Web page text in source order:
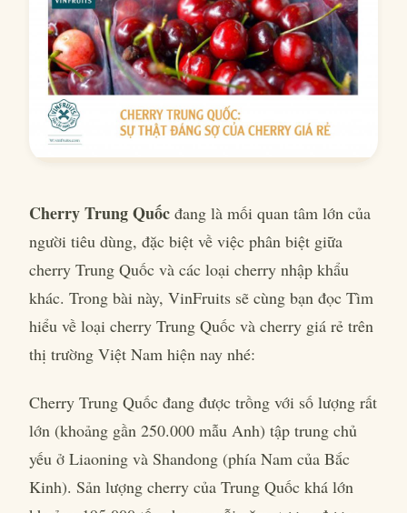
Cherry Trung Quốc đang là mối quan tâm lớn của
người tiêu dùng, đặc biệt về việc phân biệt giữa
cherry Trung Quốc và các loại cherry nhập khẩu
khác. Trong bài này, VinFruits sẽ cùng bạn đọc Tìm
hiểu về loại cherry Trung Quốc và cherry giá rẻ trên
thị trường Việt Nam hiện nay nhé:
Cherry Trung Quốc đang được trồng với số lượng rất
lớn (khoảng gần 250.000 mẫu Anh) tập trung chủ
yếu ở Liaoning và Shandong (phía Nam của Bắc
Kinh). Sản lượng cherry của Trung Quốc khá lớn